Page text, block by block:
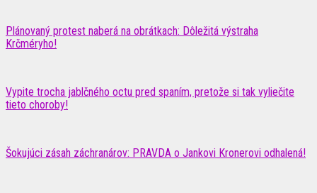
Plánovaný protest naberá na obrátkach: Dôležitá výstraha
Krčméryho!
Vypite trocha jablčného octu pred spaním, pretože si tak vyliečite
tieto choroby!
Šokujúci zásah záchranárov: PRAVDA o Jankovi Kronerovi odhalená!